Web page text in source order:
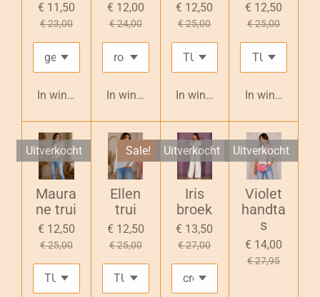
€ 11,50
€ 23,00
In winkelwagen
€ 12,00
€ 24,00
In winkelwagen
€ 12,50
€ 25,00
In winkelwagen
€ 12,50
€ 25,00
In
Uitverkocht
Maura
ne trui
€ 12,50
€ 25,00
Sale!
Ellen
trui
€ 12,50
€ 25,00
Uitverkocht
Iris
broek
€ 13,50
€ 27,00
Uitverkocht
Violet
handta
s
€ 14,00
€ 27,95